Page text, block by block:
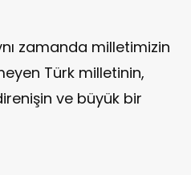
zamanda milletimizin
Türk milletinin,
ve büyük bir